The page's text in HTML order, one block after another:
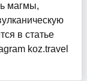
магмы,
в статье
koz.travel